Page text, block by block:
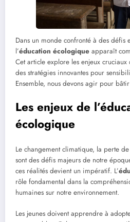
Dans un monde confronté à des défis
l’éducation écologique apparaît
Cet article explore les enjeux
des stratégies innovantes pour
Ensemble, nous devons agir pour
Les enjeux de
écologique
Le changement climatique, la perte
sont des défis majeurs de notre
ces réalités devient un impératif. L’
rôle fondamental dans la
humaines sur notre environnement.
Les jeunes doivent apprendre à